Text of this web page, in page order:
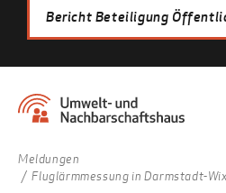
Bericht Beteiligung
Meldungen
Fluglärmmessung in Darmstadt-